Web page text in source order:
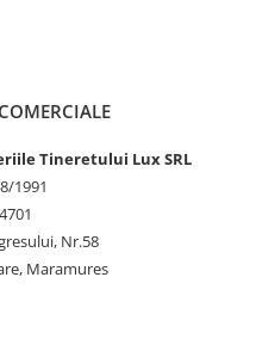
Tineretului Lux SRL
1991
Nr.58
Maramures